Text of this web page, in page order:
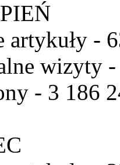
artykuły -
wizyty -
- 3 186